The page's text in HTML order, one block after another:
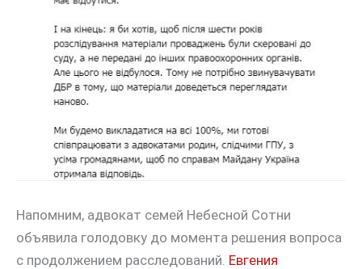
Напомним, адвокат семей Небесной Сотни
объявила голодовку до момента решения вопроса
с продолжением расследований. Евгения